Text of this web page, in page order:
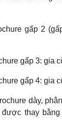
gấp 2
gấp 3: gia
gấp 4: gia
dày,
thay